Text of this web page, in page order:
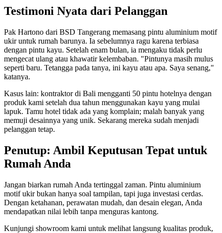
Testimoni Nyata dari Pelanggan
Pak Hartono dari BSD Tangerang memasang pintu aluminium motif
ukir untuk rumah barunya. Ia sebelumnya ragu karena terbiasa
dengan pintu kayu. Setelah enam bulan, ia mengaku tidak perlu
mengecat ulang atau khawatir kelembaban. "Pintunya masih mulus
seperti baru. Tetangga pada tanya, ini kayu atau apa. Saya senang,"
katanya.
Kasus lain: kontraktor di Bali mengganti 50 pintu hotelnya dengan
produk kami setelah dua tahun menggunakan kayu yang mulai
lapuk. Tamu hotel tidak ada yang komplain; malah banyak yang
memuji desainnya yang unik. Sekarang mereka sudah menjadi
pelanggan tetap.
Penutup: Ambil Keputusan Tepat untuk
Rumah Anda
Jangan biarkan rumah Anda tertinggal zaman. Pintu aluminium
motif ukir bukan hanya soal tampilan, tapi juga investasi cerdas.
Dengan ketahanan, perawatan mudah, dan desain elegan, Anda
mendapatkan nilai lebih tanpa menguras kantong.
Kunjungi showroom kami untuk melihat langsung kualitas produk,